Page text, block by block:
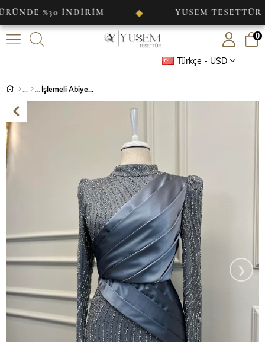
%30 İNDİRİM ◆ YUSEM TESETTÜR ◆
Türkçe - USD
0
İşlemeli Abiye Antrasit
›